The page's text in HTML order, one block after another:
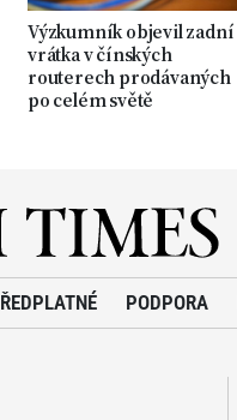
Výzkumník objevil zadní
vrátka v čínských
routerech prodávaných
po celém světě
PODPORA